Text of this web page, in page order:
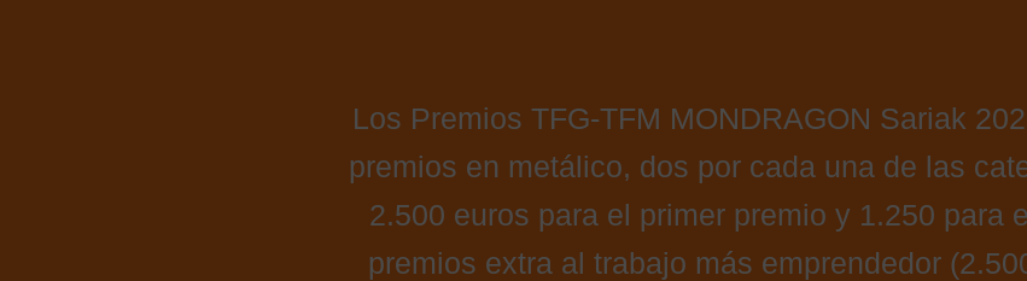
Los Premios TFG-TFM MONDRAGON Sariak
premios en metálico, dos por cada una de las
2.500 euros para el primer premio y 1.250 para
premios extra al trabajo más emprendedor